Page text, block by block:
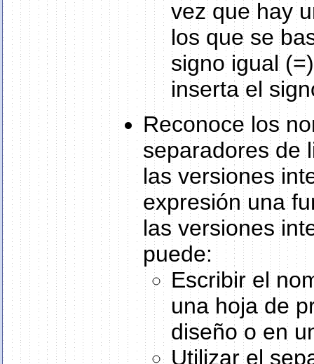
vez que hay
los que se
signo igual
inserta el
Reconoce los
separadores de
las versiones
expresión una
las versiones
puede:
Escribir el
una hoja de
diseño o en
Utilizar el